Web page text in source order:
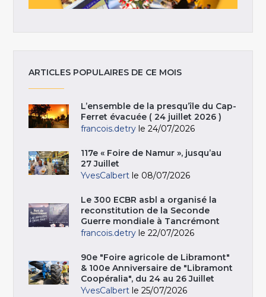
ARTICLES POPULAIRES DE CE MOIS
L’ensemble de la presqu’île du Cap-
Ferret évacuée ( 24 juillet 2026 )
francois.detry le 24/07/2026
117e « Foire de Namur », jusqu’au
27 Juillet
YvesCalbert le 08/07/2026
Le 300 ECBR asbl a organisé la
reconstitution de la Seconde
Guerre mondiale à Tancrémont
francois.detry le 22/07/2026
90e "Foire agricole de Libramont"
& 100e Anniversaire de "Libramont
Coopéralia", du 24 au 26 Juillet
YvesCalbert le 25/07/2026